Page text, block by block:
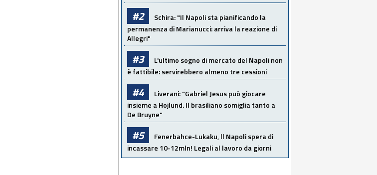
#2 Schira: "Il Napoli sta pianificando la
permanenza di Marianucci: arriva la reazione di
Allegri"
#3 L'ultimo sogno di mercato del Napoli non
è fattibile: servirebbero almeno tre cessioni
#4 Liverani: "Gabriel Jesus può giocare
insieme a Hojlund. Il brasiliano somiglia tanto a
De Bruyne"
#5 Fenerbahce-Lukaku, ll Napoli spera di
incassare 10-12mln! Legali al lavoro da giorni